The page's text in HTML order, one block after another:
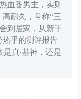
血番男主，实则
耐久，号称“三
到居家，从新手
热乎的测评报告
真·基神，还是